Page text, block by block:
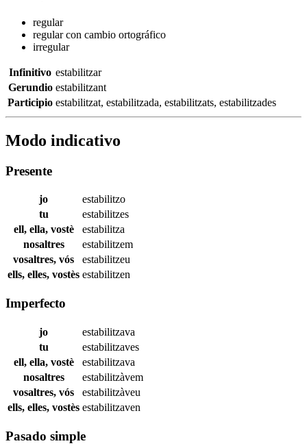
regular
regular con cambio ortográfico
irregular
Infinitivo estabilitzar
Gerundio estabilitzant
Participio estabilitzat, estabilitzada, estabilitzats, estabilitzades
Modo indicativo
Presente
jo
estabilitzo
tu
estabilitzes
ell, ella, vostè
estabilitza
nosaltres
estabilitzem
vosaltres, vós
estabilitzeu
ells, elles, vostès estabilitzen
Imperfecto
jo
estabilitzava
tu
estabilitzaves
ell, ella, vostè
estabilitzava
nosaltres
estabilitzàvem
vosaltres, vós
estabilitzàveu
ells, elles, vostès estabilitzaven
Pasado simple